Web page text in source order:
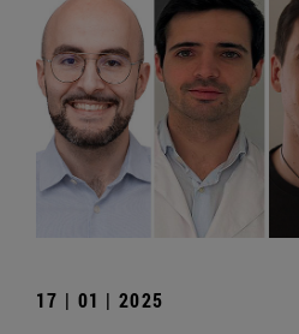
17 | 01 | 2025